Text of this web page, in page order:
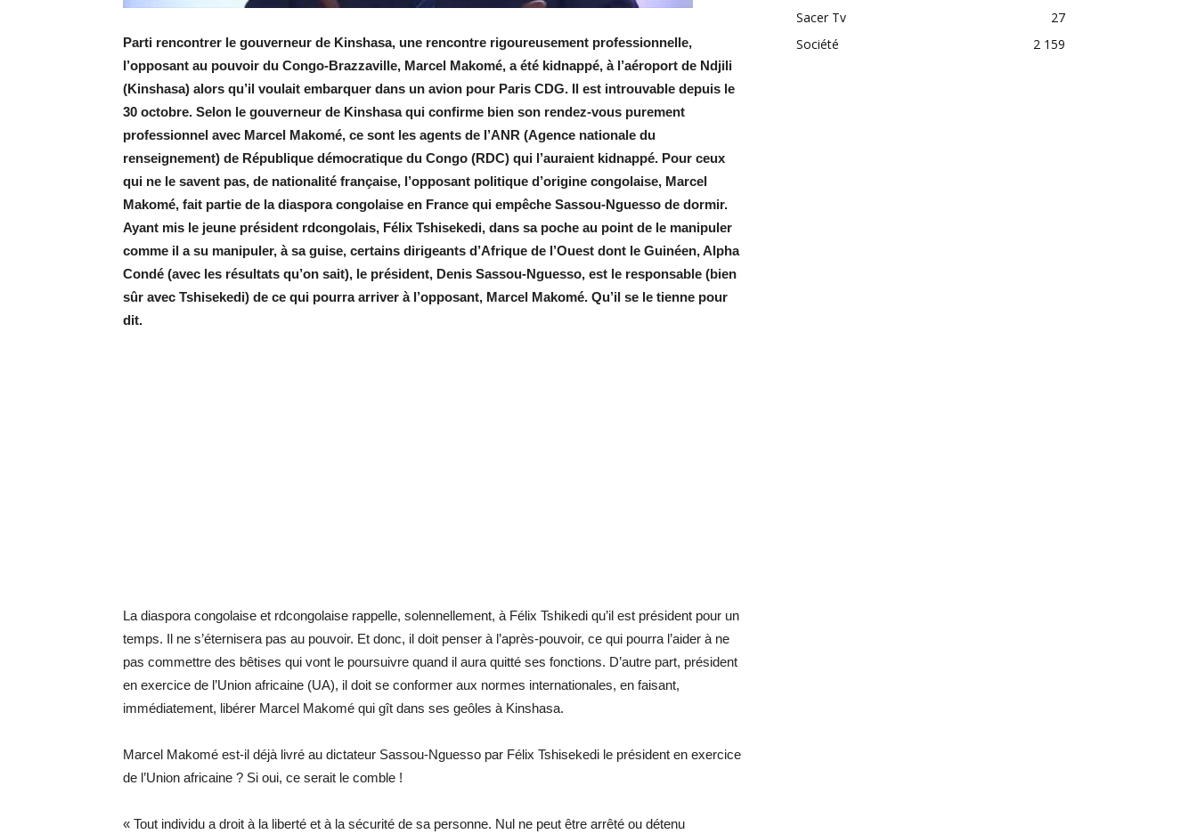
Parti rencontrer le gouverneur de Kinshasa, une rencontre rigoureusement professionnelle,
l’opposant au pouvoir du Congo-Brazzaville, Marcel Makomé, a été kidnappé, à l’aéroport de Ndjili
(Kinshasa) alors qu’il voulait embarquer dans un avion pour Paris CDG. Il est introuvable depuis le
30 octobre. Selon le gouverneur de Kinshasa qui confirme bien son rendez-vous purement
professionnel avec Marcel Makomé, ce sont les agents de l’ANR (Agence nationale du
renseignement) de République démocratique du Congo (RDC) qui l’auraient kidnappé. Pour ceux
qui ne le savent pas, de nationalité française, l’opposant politique d’origine congolaise, Marcel
Makomé, fait partie de la diaspora congolaise en France qui empêche Sassou-Nguesso de dormir.
Ayant mis le jeune président rdcongolais, Félix Tshisekedi, dans sa poche au point de le manipuler
comme il a su manipuler, à sa guise, certains dirigeants d’Afrique de l’Ouest dont le Guinéen, Alpha
Condé (avec les résultats qu’on sait), le président, Denis Sassou-Nguesso, est le responsable (bien
sûr avec Tshisekedi) de ce qui pourra arriver à l’opposant, Marcel Makomé. Qu’il se le tienne pour
dit.
La diaspora congolaise et rdcongolaise rappelle, solennellement, à Félix Tshikedi qu’il est président pour un
temps. Il ne s’éternisera pas au pouvoir. Et donc, il doit penser à l’après-pouvoir, ce qui pourra l’aider à ne
pas commettre des bêtises qui vont le poursuivre quand il aura quitté ses fonctions. D’autre part, président
en exercice de l’Union africaine (UA), il doit se conformer aux normes internationales, en faisant,
immédiatement, libérer Marcel Makomé qui gît dans ses geôles à Kinshasa.
Marcel Makomé est-il déjà livré au dictateur Sassou-Nguesso par Félix Tshisekedi le président en exercice
de l’Union africaine ? Si oui, ce serait le comble !
« Tout individu a droit à la liberté et à la sécurité de sa personne. Nul ne peut être arrêté ou détenu
Sacer Tv
27
Société
2 159